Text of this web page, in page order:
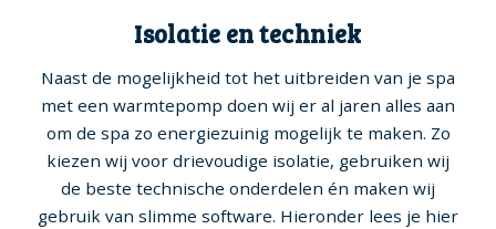
Isolatie en techniek
Naast de mogelijkheid tot het uitbreiden van je spa
met een warmtepomp doen wij er al jaren alles aan
om de spa zo energiezuinig mogelijk te maken. Zo
kiezen wij voor drievoudige isolatie, gebruiken wij
de beste technische onderdelen én maken wij
gebruik van slimme software. Hieronder lees je hier